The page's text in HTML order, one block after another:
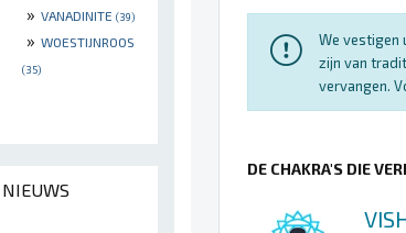
» VANADINITE (39)
» WOESTIJNROOS
(35)
We vestigen
zijn van
vervangen.
DE CHAKRA'S DIE